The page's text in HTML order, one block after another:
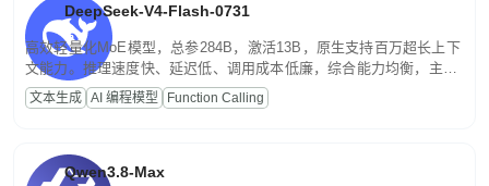
DeepSeek-V4-Flash-0731
高效轻量化MoE模型，总参284B，激活13B，原生支持百万超长上下
文能力。推理速度快、延迟低、调用成本低廉，综合能力均衡，主打
高并发、轻量化任务，适合日常对话、内容创作、基础 RAG、批量
文案处理等普惠刚需场景。
文本生成 AI 编程模型 Function Calling
Qwen3.8-Max